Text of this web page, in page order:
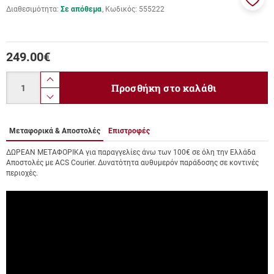
Διαθεσιμότητα: Σε απόθεμα Κωδικός: 555222
249.00€
product.increase.quantity
product.decrease.quantity
Προσθήκη στο καλάθι
Μεταφορικά & Αποστολές Επιστροφές
ΔΩΡΕΑΝ ΜΕΤΑΦΟΡΙΚΑ για παραγγελίες άνω των 100€ σε όλη την Ελλάδα
Αποστολές με ACS Courier. Δυνατότητα αυθυμερόν παράδοσης σε κοντινές
περιοχές.